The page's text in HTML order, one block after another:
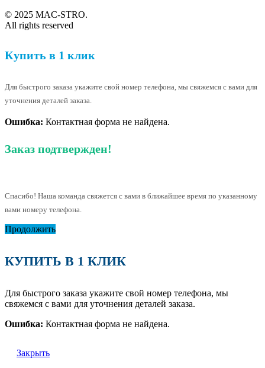
© 2025 MAC-STRO.
All rights reserved
Купить в 1 клик
Для быстрого заказа укажите свой номер телефона, мы свяжемся с вами для
уточнения деталей заказа.
Ошибка: Контактная форма не найдена.
Заказ подтвержден!
Спасибо! Наша команда свяжется с вами в ближайшее время по указанному
вами номеру телефона.
Продолжить
КУПИТЬ В 1 КЛИК
Для быстрого заказа укажите свой номер телефона, мы
свяжемся с вами для уточнения деталей заказа.
Ошибка: Контактная форма не найдена.
Закрыть